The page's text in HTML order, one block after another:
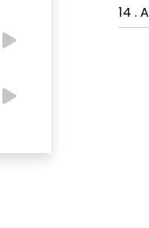
14 .